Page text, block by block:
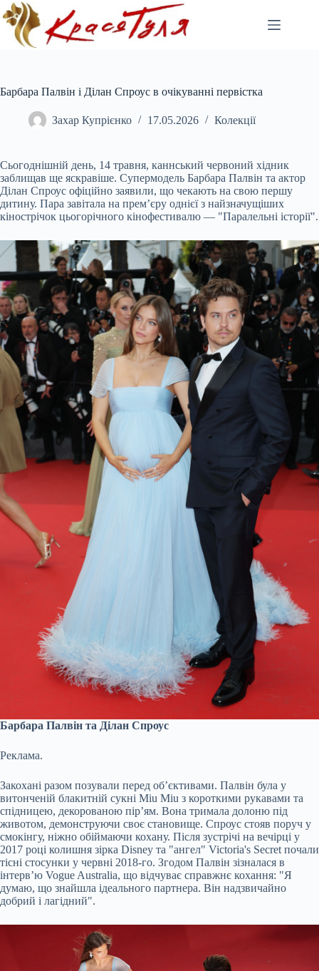
Перейти
до
вмісту
Барбара Палвін і Ділан Спроус в очікуванні первістка
Захар Купрієнко 17.05.2026 Колекції
Сьогоднішній день, 14 травня, каннський червоний хідник
заблищав ще яскравіше. Супермодель Барбара Палвін та актор
Ділан Спроус офіційно заявили, що чекають на свою першу
дитину. Пара завітала на прем’єру однієї з найзначущіших
кінострічок цьогорічного кінофестивалю — "Паралельні історії".
Барбара Палвін та Ділан Спроус
Реклама.
Закохані разом позували перед об’єктивами. Палвін була у
витонченій блакитній сукні Miu Miu з короткими рукавами та
спідницею, декорованою пір’ям. Вона тримала долоню під
животом, демонструючи своє становище. Спроус стояв поруч у
смокінгу, ніжно обіймаючи кохану. Після зустрічі на вечірці у
2017 році колишня зірка Disney та "ангел" Victoria's Secret почали
тісні стосунки у червні 2018-го. Згодом Палвін зізналася в
інтерв’ю Vogue Australia, що відчуває справжнє кохання: "Я
думаю, що знайшла ідеального партнера. Він надзвичайно
добрий і лагідний".